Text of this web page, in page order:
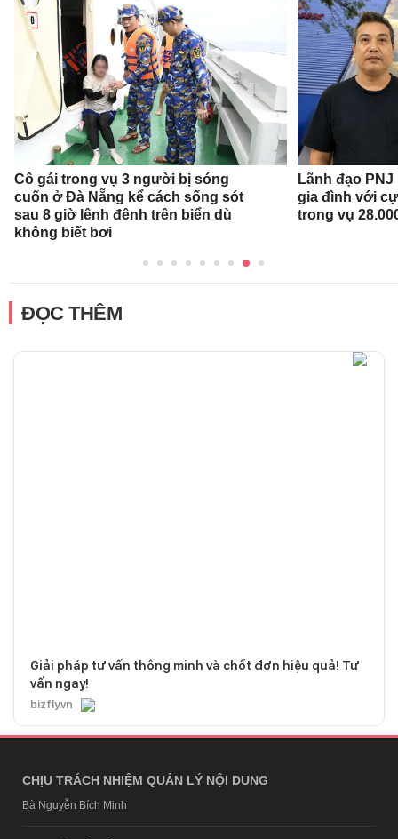
Cô gái trong vụ 3 người bị sóng
cuốn ở Đà Nẵng kể cách sống sót
sau 8 giờ lênh đênh trên biển dù
không biết bơi
Lãnh đạo
gia đình với
trong vụ
ĐỌC THÊM
Giải pháp tư vấn thông minh và chốt đơn hiệu quả! Tư
vấn ngay!
bizfly.vn
CHỊU TRÁCH NHIỆM QUẢN LÝ NỘI DUNG
Bà Nguyễn Bích Minh